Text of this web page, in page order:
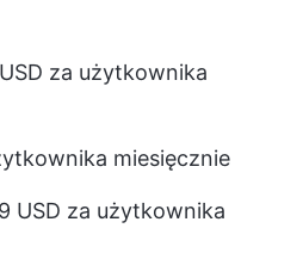
za użytkownika
miesięcznie
USD za użytkownika